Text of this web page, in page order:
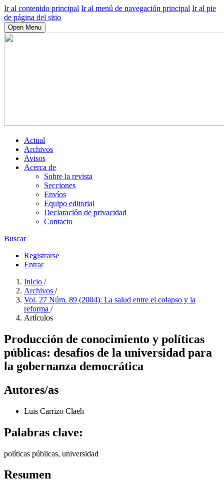
Ir al contenido principal Ir al menú de navegación principal Ir al pie
de página del sitio
Open Menu
Actual
Archivos
Avisos
Acerca de
Sobre la revista
Secciones
Envíos
Equipo editorial
Declaración de privacidad
Contacto
Buscar
Registrarse
Entrar
Inicio /
Archivos /
Vol. 27 Núm. 89 (2004): La salud entre el colapso y la
reforma /
Artículos
Producción de conocimiento y políticas
públicas: desafíos de la universidad para
la gobernanza democrática
Autores/as
Luis Carrizo Claeh
Palabras clave:
políticas públicas, universidad
Resumen